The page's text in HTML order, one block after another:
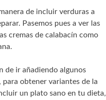
de incluir verduras a
Pasemos pues a ver las
cremas de calabacín como
de ir añadiendo algunos
obtener variantes de la
un plato sano en tu dieta,